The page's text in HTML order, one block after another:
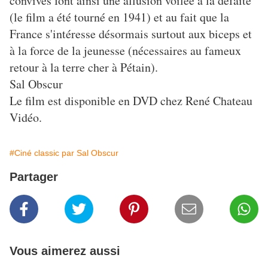
(le film a été tourné en 1941) et au fait que la
France s'intéresse désormais surtout aux biceps et
à la force de la jeunesse (nécessaires au fameux
retour à la terre cher à Pétain).
Sal Obscur
Le film est disponible en DVD chez René Chateau
Vidéo.
#Ciné classic par Sal Obscur
Partager
Vous aimerez aussi